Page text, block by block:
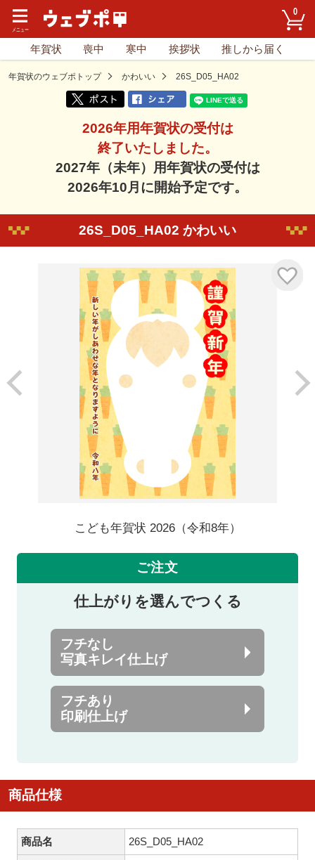
0
年賀状 喪中 寒中 挨拶状 推しから届く
年賀状のウェブポトップ かわいい 26S_D05_HA02
2026年用年賀状の受付は
終了いたしました。
2027年（未年）用年賀状の受付は
2026年10月に開始予定です。
26S_D05_HA02 かわいい
こども年賀状 2026（令和8年）
ご注文
仕上がりを選んでつくる
フチなし
写真キレイ仕上げ
フチあり
印刷仕上げ
商品仕様
商品名 26S_D05_HA02